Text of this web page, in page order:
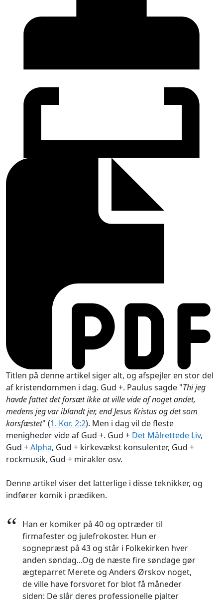
Titlen på denne artikel siger alt, og afspejler en stor del
af kristendommen i dag. Gud +. Paulus sagde "Thi jeg
havde fattet det forsæt ikke at ville vide af noget andet,
medens jeg var iblandt jer, end Jesus Kristus og det som
korsfæstet" (1. Kor. 2:2). Men i dag vil de fleste
menigheder vide af Gud +. Gud + Det Målrettede Liv,
Gud +Alpha, Gud + kirkevækst konsulenter, Gud +
rockmusik, Gud + mirakler osv.
Denne artikel viser det latterlige i disse teknikker, og
indfører komik i prædiken.
“ Han er komiker på 40 og optræder til
firmafester og julefrokoster. Hun er
sognepræst på 43 og står i Folkekirken hver
anden søndag...Og de næste fire søndage gør
ægteparret Merete og Anders Ørskov noget,
de ville have forsvoret for blot få måneder
siden: De slår deres professionelle pjalter